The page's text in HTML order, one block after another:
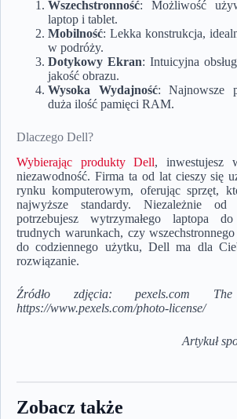
Wszechstronność: Możliwość
laptop i tablet.
Mobilność: Lekka konstrukcja,
w podróży.
Dotykowy Ekran: Intuicyjna
jakość obrazu.
Wysoka Wydajność: Najnowsze
duża ilość pamięci RAM.
Dlaczego Dell?
Wybierając produkty Dell, inwestujesz
niezawodność. Firma ta od lat cieszy się
rynku komputerowym, oferując sprzęt,
najwyższe standardy. Niezależnie
potrzebujesz wytrzymałego laptopa
trudnych warunkach, czy wszechstronnego
do codziennego użytku, Dell ma dla
rozwiązanie.
Źródło zdjęcia: pexels.com
https://www.pexels.com/photo-license/
Artykuł
Zobacz także